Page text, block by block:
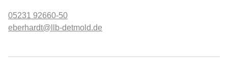
05231 92660-50
eberhardt@llb-detmold.de